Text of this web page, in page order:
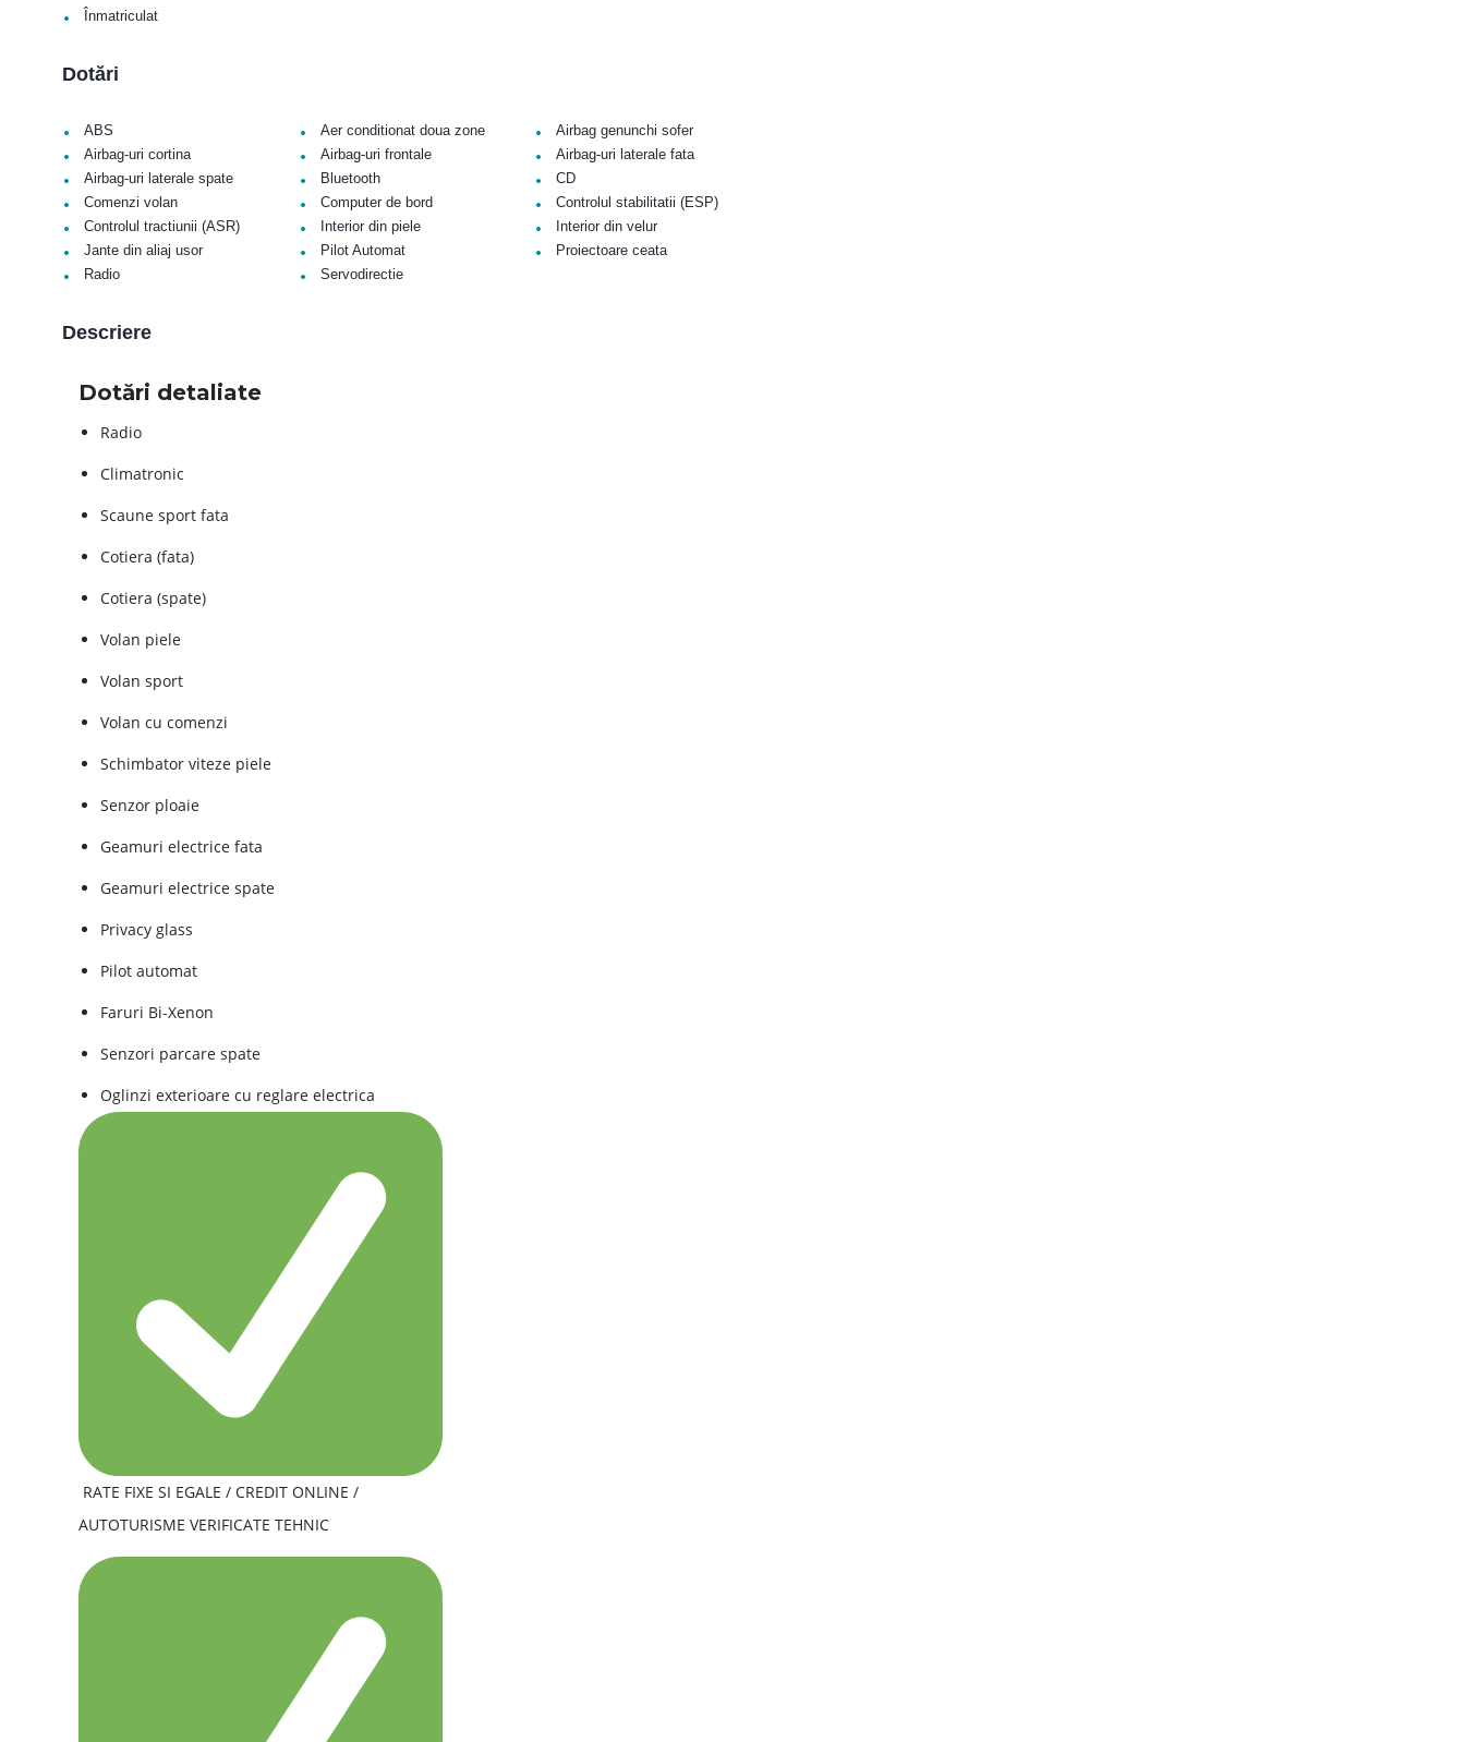
• Înmatriculat
Dotări
• ABS • Aer conditionat doua zone • Airbag genunchi sofer
• Airbag-uri cortina • Airbag-uri frontale • Airbag-uri laterale fata
• Airbag-uri laterale spate • Bluetooth • CD
• Comenzi volan • Computer de bord • Controlul stabilitatii (ESP)
• Controlul tractiunii (ASR) • Interior din piele • Interior din velur
• Jante din aliaj usor • Pilot Automat • Proiectoare ceata
• Radio • Servodirectie
Descriere
Dotări detaliate
Radio
Climatronic
Scaune sport fata
Cotiera (fata)
Cotiera (spate)
Volan piele
Volan sport
Volan cu comenzi
Schimbator viteze piele
Senzor ploaie
Geamuri electrice fata
Geamuri electrice spate
Privacy glass
Pilot automat
Faruri Bi-Xenon
Senzori parcare spate
Oglinzi exterioare cu reglare electrica
RATE FIXE SI EGALE / CREDIT ONLINE /
AUTOTURISME VERIFICATE TEHNIC